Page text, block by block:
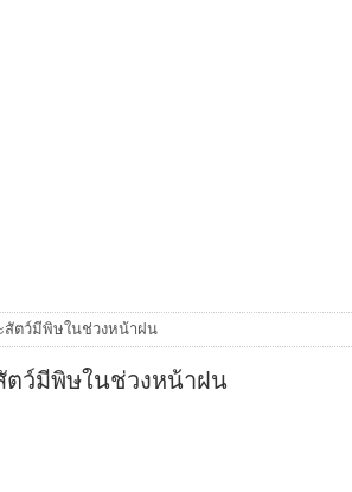
สัตว์มีพิษในช่วงหน้าฝน
ตว์มีพิษในช่วงหน้าฝน